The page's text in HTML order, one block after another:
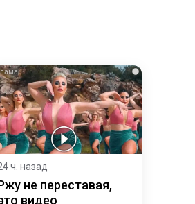
i
ч. назад
не переставая,
видео